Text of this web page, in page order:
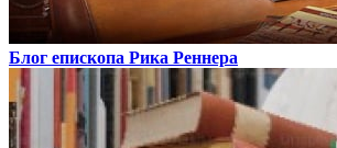
Блог епископа Рика Реннера